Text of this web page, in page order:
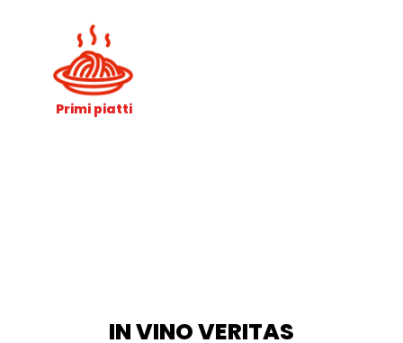
Primi piatti
IN VINO VERITAS